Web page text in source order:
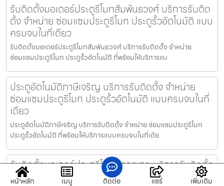
รับติดตั้งมอเตอร์ประตูรีโมทสัมพันธวงศ์ บริการรับติด
ตั้ง จำหน่าย ซ่อมแซมประตูรีโมท ประตูรั้วอัตโนมัติ แบบ
ครบจบในที่เดียว
รับติดตั้งมอเตอร์ประตูรีโมทสัมพันธวงศ์ บริการรับติดตั้ง จำหน่าย
ซ่อมแซมประตูรีโมท ประตูรั้วอัตโนมัติ ที่พร้อมให้บริการแบ
ประตูอัตโนมัติภาษีเจริญ บริการรับติดตั้ง จำหน่าย
ซ่อมแซมประตูรีโมท ประตูรั้วอัตโนมัติ แบบครบจบในที่
เดียว
ประตูอัตโนมัติภาษีเจริญ บริการรับติดตั้ง จำหน่าย ซ่อมแซมประตูรีโมท
ประตูรั้วอัตโนมัติ ที่พร้อมให้บริการแบบครบจบในที่เดีย
รับติดตั้งมอเตอร์ประตูรีโมทคลองเตย บริการรับติดตั้ง
จำหน่าย ซ่อมแซมประตูรีโมท ประตูรั้วอัตโนมัติ แบบ
หน้าหลัก เมนู ติดต่อ แชร์ เพิ่มเติม